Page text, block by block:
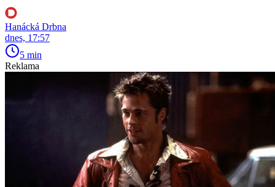
Hanácká Drbna
dnes, 17:57
5 min
Reklama